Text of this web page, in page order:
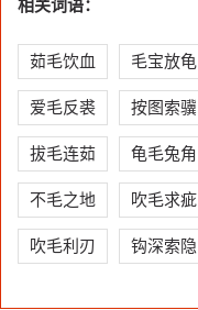
相关词语：
茹毛饮血 毛宝放龟
爱毛反裘 按图索骥
拔毛连茹 龟毛兔角
不毛之地 吹毛求疵
吹毛利刃 钩深索隐